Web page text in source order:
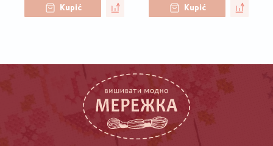
Kupić Kupić